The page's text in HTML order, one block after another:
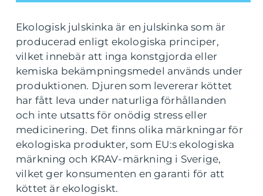
Ekologisk julskinka är en julskinka som är
producerad enligt ekologiska principer,
vilket innebär att inga konstgjorda eller
kemiska bekämpningsmedel används under
produktionen. Djuren som levererar köttet
har fått leva under naturliga förhållanden
och inte utsatts för onödig stress eller
medicinering. Det finns olika märkningar för
ekologiska produkter, som EU:s ekologiska
märkning och KRAV-märkning i Sverige,
vilket ger konsumenten en garanti för att
köttet är ekologiskt.